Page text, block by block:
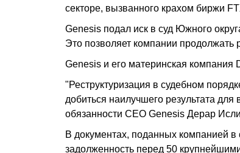
секторе, вызванного крахом биржи
Genesis подал иск в суд Южного
Это позволяет компании продолжать
Genesis и его материнская компания
"Реструктуризация в судебном
добиться наилучшего результата
обязанности CEO Genesis Дерар
В документах, поданных компанией в
задолженность перед 50